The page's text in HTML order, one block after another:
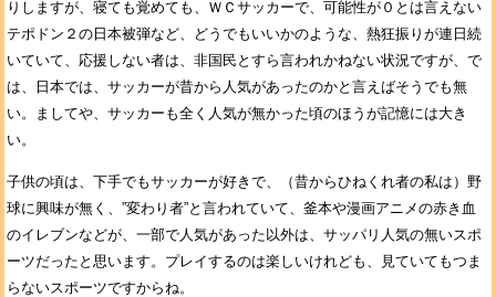
りしますが、寝ても覚めても、ＷＣサッカーで、可能性が０とは言えない
テポドン２の日本被弾など、どうでもいいかのような、熱狂振りが連日続
いていて、応援しない者は、非国民とすら言われかねない状況ですが、で
は、日本では、サッカーが昔から人気があったのかと言えばそうでも無
い。ましてや、サッカーも全く人気が無かった頃のほうが記憶には大き
い。
子供の頃は、下手でもサッカーが好きで、（昔からひねくれ者の私は）野
球に興味が無く、”変わり者”と言われていて、釜本や漫画アニメの赤き血
のイレブンなどが、一部で人気があった以外は、サッパリ人気の無いスポ
ーツだったと思います。プレイするのは楽しいけれども、見ていてもつま
らないスポーツですからね。